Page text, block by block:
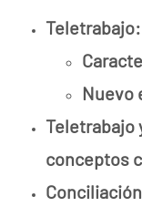
Teletrabajo:
Nuevo
Teletrabajo
conceptos